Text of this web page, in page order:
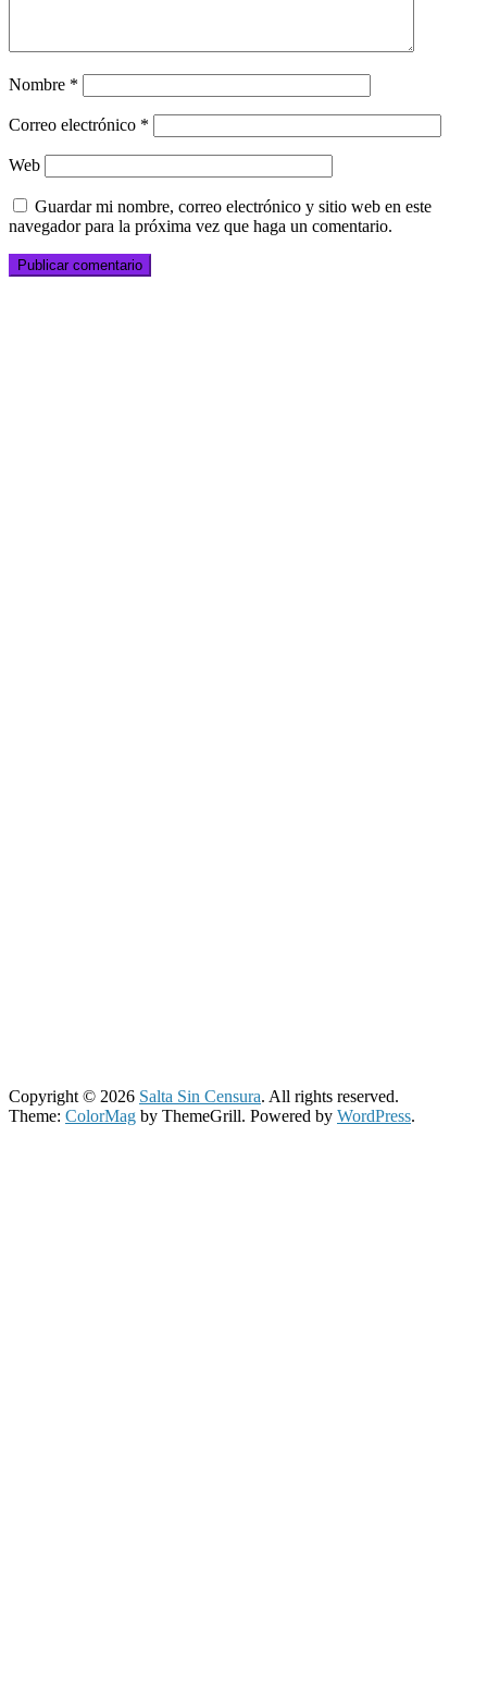
Nombre *
Correo electrónico *
Web
Guardar mi nombre, correo electrónico y sitio web en este
navegador para la próxima vez que haga un comentario.
Copyright © 2026 Salta Sin Censura. All rights reserved.
Theme: ColorMag by ThemeGrill. Powered by WordPress.